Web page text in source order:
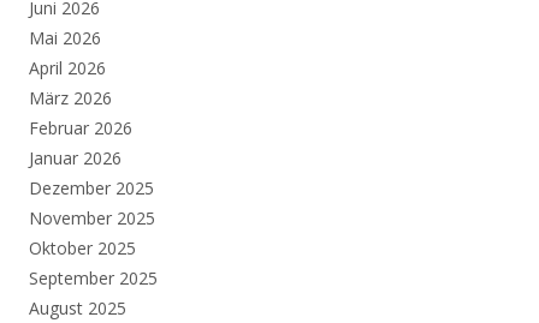
Juni 2026
Mai 2026
April 2026
März 2026
Februar 2026
Januar 2026
Dezember 2025
November 2025
Oktober 2025
September 2025
August 2025